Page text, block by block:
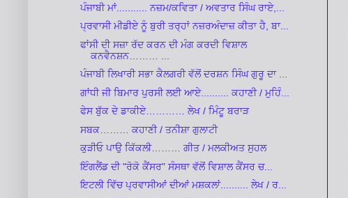
ਪੰਜਾਬੀ ਮਾਂ........... ਨਜ਼ਮ/ਕਵਿਤਾ / ਅਵਤਾਰ ਸਿੰਘ ਰਾਏ,...
ਪ੍ਰਵਾਸੀ ਮੀਡੀਏ ਨੂੰ ਬੁਰੀ ਤਰ੍ਹਾਂ ਨਜ਼ਰਅੰਦਾਜ਼ ਕੀਤਾ ਹੈ, ਬਾ...
ਫਾਂਸੀ ਦੀ ਸਜ਼ਾ ਰੱਦ ਕਰਨ ਦੀ ਮੰਗ ਕਰਦੀ ਵਿਸ਼ਾਲ
ਕਨਵੈਨਸ਼ਨ……… ...
ਪੰਜਾਬੀ ਲਿਖਾਰੀ ਸਭਾ ਕੈਲਗਰੀ ਵੱਲੋਂ ਦਰਸ਼ਨ ਸਿੰਘ ਗੁਰੂ ਦਾ ...
ਗਾਂਧੀ ਜੀ ਬਿਮਾਰ ਪੁਰਸੀ ਲਈ ਆਏ.......... ਕਹਾਣੀ / ਮੁਹਿੰ...
ਫੇਸ ਬੁੱਕ ਦੇ ਡਾਕੀਏ………… ਲੇਖ / ਮਿੰਟੂ ਬਰਾੜ
ਸਬਕ……… ਕਹਾਣੀ / ਤਨੀਸ਼ਾ ਗੁਲਾਟੀ
ਕੁੜੀਓ ਪਾਉ ਕਿੱਕਲੀ……… ਗੀਤ / ਮਲਕੀਅਤ ਸੁਹਲ
ਇੰਗਲੈਂਡ ਦੀ "ਰੋਕੋ ਕੈਂਸਰ" ਸੰਸਥਾ ਵੱਲੋਂ ਵਿਸ਼ਾਲ ਕੈਂਸਰ ਚ...
ਇਟਲੀ ਵਿੱਚ ਪ੍ਰਵਾਸੀਆਂ ਦੀਆਂ ਮਸ਼ਕਲਾਂ.......... ਲੇਖ / ਰ...